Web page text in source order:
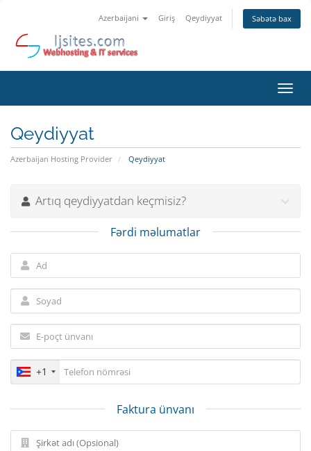
Azerbaijani Giriş Qeydiyyat Səbətə bax
keçid
Qeydiyyat
Azerbaijan Hosting Provider Qeydiyyat
Artıq qeydiyyatdan keçmisiz?
Fərdi məlumatlar
+1
Faktura ünvanı